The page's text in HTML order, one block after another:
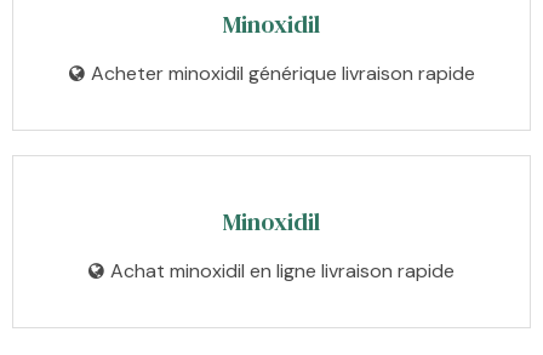
Minoxidil
Acheter minoxidil générique livraison rapide
Minoxidil
Achat minoxidil en ligne livraison rapide